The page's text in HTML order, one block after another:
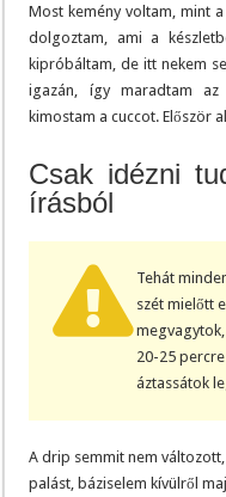
Most kemény voltam, mint
dolgoztam, ami a
kipróbáltam, de itt nekem
igazán, így maradtam az
kimostam a cuccot. Először
Csak idézni
írásból
Tehát
szét mielőtt
20-25
áztassátok
A drip semmit nem
palást, báziselem kívülről